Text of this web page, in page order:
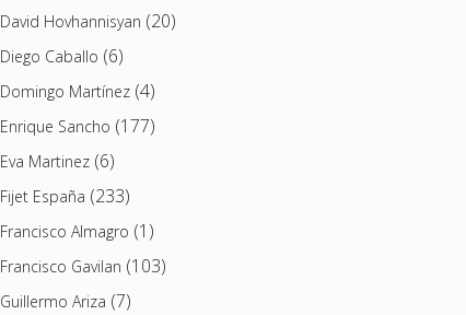
David Hovhannisyan (20)
Diego Caballo (6)
Domingo Martínez(4)
Enrique Sancho (177)
Eva Martinez(6)
Fijet España (233)
Francisco Almagro (1)
Francisco Gavilan (103)
Guillermo Ariza (7)